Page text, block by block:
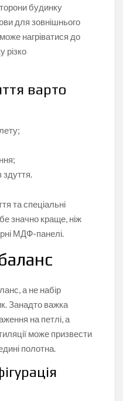
будинку
для зовнішнього
нагріватися до
різко
варто
здуття.
та спеціальні
значно краще, ніж
МДФ-панелі.
а не набір
Занадто важка
на петлі, а
може призвести
полотна.